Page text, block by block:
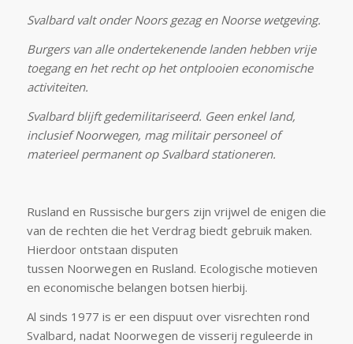
Svalbard valt onder Noors gezag en Noorse wetgeving.
Burgers van alle ondertekenende landen hebben vrije
toegang en het recht op het ontplooien economische
activiteiten.
Svalbard blijft gedemilitariseerd. Geen enkel land,
inclusief Noorwegen, mag militair personeel of
materieel permanent op Svalbard stationeren.
Rusland en Russische burgers zijn vrijwel de enigen die
van de rechten die het Verdrag biedt gebruik maken.
Hierdoor ontstaan disputen
tussen Noorwegen en Rusland. Ecologische motieven
en economische belangen botsen hierbij.
Al sinds 1977 is er een dispuut over visrechten rond
Svalbard, nadat Noorwegen de visserij reguleerde in